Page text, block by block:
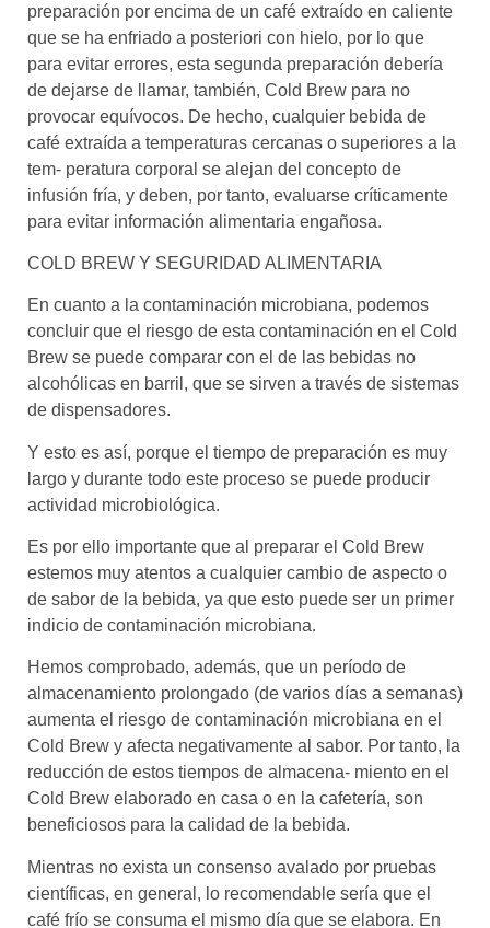
preparación por encima de un café extraído en caliente
que se ha enfriado a posteriori con hielo, por lo que
para evitar errores, esta segunda preparación debería
de dejarse de llamar, también, Cold Brew para no
provocar equívocos. De hecho, cualquier bebida de
café extraída a temperaturas cercanas o superiores a la
tem- peratura corporal se alejan del concepto de
infusión fría, y deben, por tanto, evaluarse críticamente
para evitar información alimentaria engañosa.
COLD BREW Y SEGURIDAD ALIMENTARIA
En cuanto a la contaminación microbiana, podemos
concluir que el riesgo de esta contaminación en el Cold
Brew se puede comparar con el de las bebidas no
alcohólicas en barril, que se sirven a través de sistemas
de dispensadores.
Y esto es así, porque el tiempo de preparación es muy
largo y durante todo este proceso se puede producir
actividad microbiológica.
Es por ello importante que al preparar el Cold Brew
estemos muy atentos a cualquier cambio de aspecto o
de sabor de la bebida, ya que esto puede ser un primer
indicio de contaminación microbiana.
Hemos comprobado, además, que un período de
almacenamiento prolongado (de varios días a semanas)
aumenta el riesgo de contaminación microbiana en el
Cold Brew y afecta negativamente al sabor. Por tanto, la
reducción de estos tiempos de almacena- miento en el
Cold Brew elaborado en casa o en la cafetería, son
beneficiosos para la calidad de la bebida.
Mientras no exista un consenso avalado por pruebas
científicas, en general, lo recomendable sería que el
café frío se consuma el mismo día que se elabora. En